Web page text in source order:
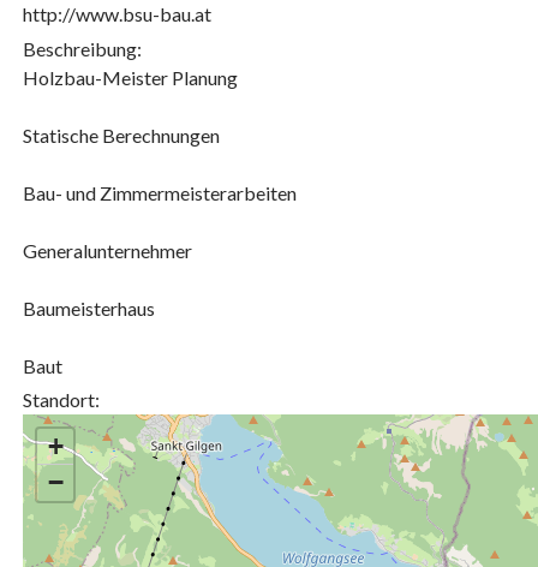
http://www.bsu-bau.at
Beschreibung:
Holzbau-Meister Planung
Statische Berechnungen
Bau- und Zimmermeisterarbeiten
Generalunternehmer
Baumeisterhaus
Baut
Standort:
+
−